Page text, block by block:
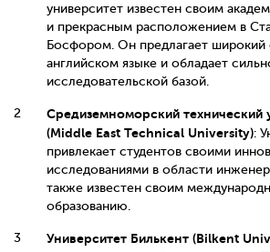
университет известен своим
и прекрасным расположением в
Босфором. Он предлагает широкий
английском языке и обладает
исследовательской базой.
Средиземноморский технический
(Middle East Technical University):
привлекает студентов своими
исследованиями в области
также известен своим
образованию.
Университет Билькент (Bilkent